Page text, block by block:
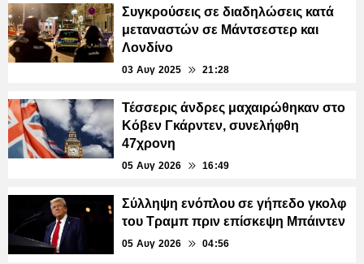
Συγκρούσεις σε διαδηλώσεις κατά
μεταναστών σε Μάντσεστερ και
Λονδίνο
03 Αυγ 2025 21:28
Τέσσερις άνδρες μαχαιρώθηκαν στο
Κόβεν Γκάρντεν, συνελήφθη
47χρονη
05 Αυγ 2026 16:49
Σύλληψη ενόπλου σε γήπεδο γκολφ
του Τραμπ πριν επίσκεψη Μπάιντεν
05 Αυγ 2026 04:56